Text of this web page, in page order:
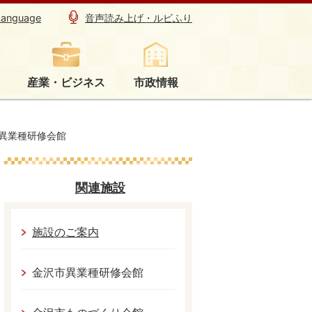
音声読み上げ・ルビふり
産業・ビジネス 市政情報
業種研修会館
関連施設
施設のご案内
金沢市異業種研修会館